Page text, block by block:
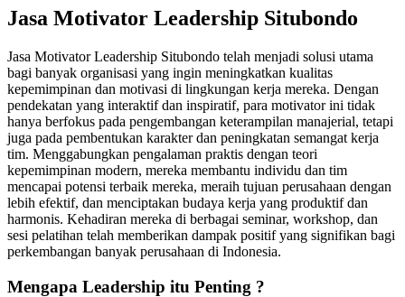
Jasa Motivator Leadership Situbondo
Jasa Motivator Leadership Situbondo telah menjadi solusi utama
bagi banyak organisasi yang ingin meningkatkan kualitas
kepemimpinan dan motivasi di lingkungan kerja mereka. Dengan
pendekatan yang interaktif dan inspiratif, para motivator ini tidak
hanya berfokus pada pengembangan keterampilan manajerial, tetapi
juga pada pembentukan karakter dan peningkatan semangat kerja
tim. Menggabungkan pengalaman praktis dengan teori
kepemimpinan modern, mereka membantu individu dan tim
mencapai potensi terbaik mereka, meraih tujuan perusahaan dengan
lebih efektif, dan menciptakan budaya kerja yang produktif dan
harmonis. Kehadiran mereka di berbagai seminar, workshop, dan
sesi pelatihan telah memberikan dampak positif yang signifikan bagi
perkembangan banyak perusahaan di Indonesia.
Mengapa Leadership itu Penting ?